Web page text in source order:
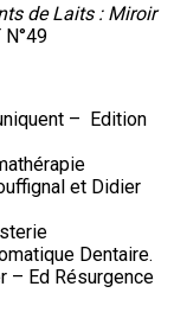
de Laits : Miroir
N°49
– Edition
et Didier
Dentaire.
– Ed Résurgence